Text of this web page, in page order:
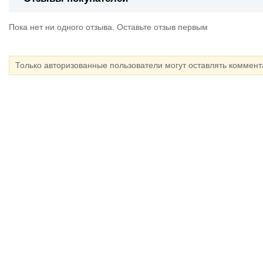
Пока нет ни одного отзыва. Оставьте отзыв первым
Только авторизованные пользователи могут оставлять